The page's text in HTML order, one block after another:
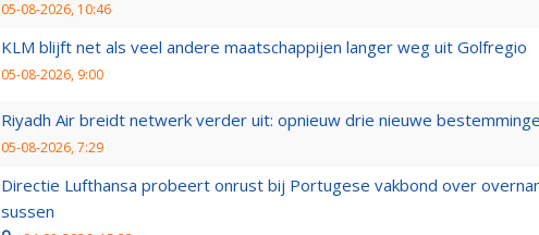
05-08-2026, 10:46
KLM blijft net als veel andere maatschappijen langer weg uit Golfregio
05-08-2026, 9:00
Riyadh Air breidt netwerk verder uit: opnieuw drie nieuwe
05-08-2026, 7:29
Directie Lufthansa probeert onrust bij Portugese vakbond over
sussen